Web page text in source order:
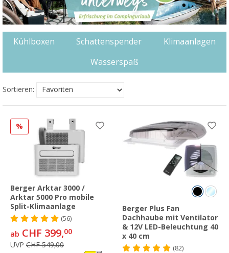
Kühlboxen Schattenspender Klimaanlagen
Wasserspaß
Sortieren:
%
Berger Arktar 3000 /
Arktar 5000 Pro mobile
Split-Klimaanlage
(56)
ab CHF 399,00
UVP CHF 549,00
Berger Plus Fan
Dachhaube mit Ventilator
& 12V LED-Beleuchtung 40
x 40 cm
(82)